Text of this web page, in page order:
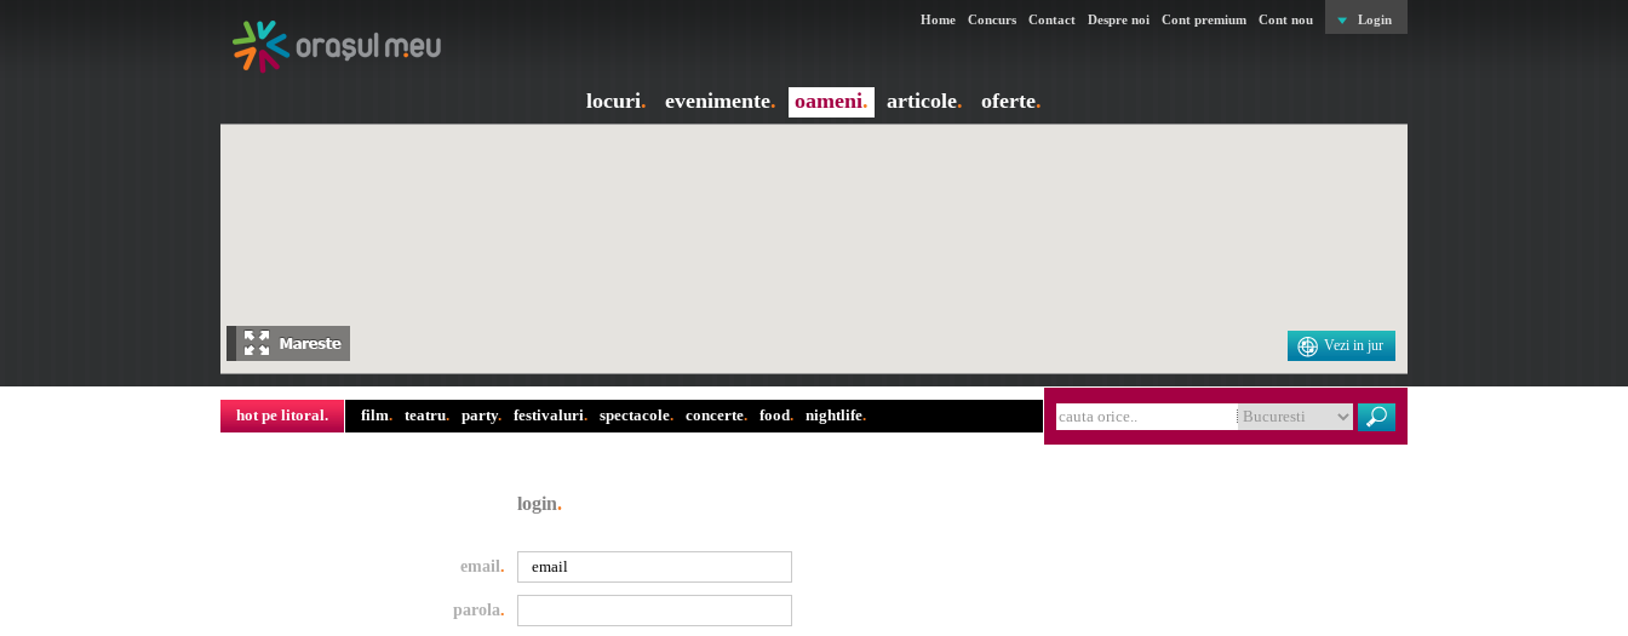
Login
Home Concurs Contact Despre noi Cont premium Cont nou
locuri. evenimente. oameni. articole. oferte.
Vezi in jur
hot pe litoral. film. teatru. party. festivaluri. spectacole. concerte. food. nightlife.
login.
email.
parola.